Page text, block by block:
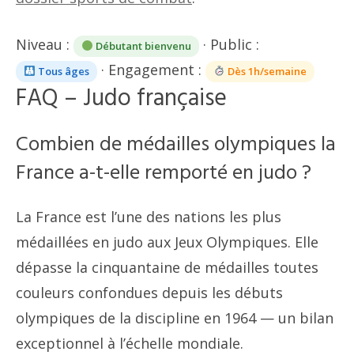
Niveau : Débutant bienvenu · Public :
Tous âges · Engagement : Dès 1h/semaine
FAQ – Judo française
Combien de médailles olympiques la
France a-t-elle remporté en judo ?
La France est l’une des nations les plus
médaillées en judo aux Jeux Olympiques. Elle
dépasse la cinquantaine de médailles toutes
couleurs confondues depuis les débuts
olympiques de la discipline en 1964 — un bilan
exceptionnel à l’échelle mondiale.